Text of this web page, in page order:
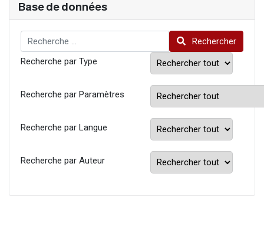
Base de données
Rechercher
Rechercher
Recherche par Type
Recherche par Paramètres
Recherche par Langue
Recherche par Auteur